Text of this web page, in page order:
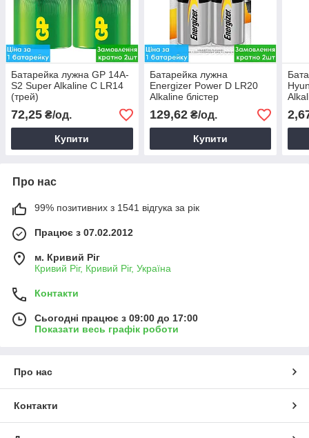
Батарейка лужна GP 14A-
S2 Super Alkaline C LR14
(трей)
72,25 ₴/од.
Купити
Батарейка лужна
Energizer Power D LR20
Alkaline блістер
129,62₴/од.
Купити
Про нас
99% позитивних з 1541 відгука за рік
Працює з 07.02.2012
м. Кривий Ріг
Кривий Ріг, Кривий Ріг, Україна
Контакти
Сьогодні працює з 09:00 до 17:00
Показати весь графік роботи
Про нас
Контакти